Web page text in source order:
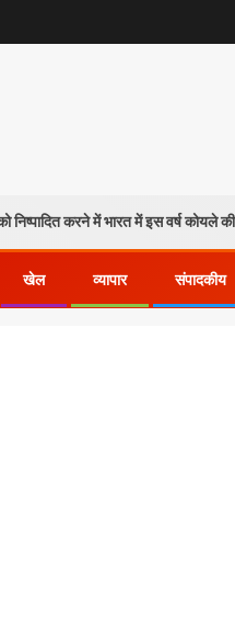
निष्पादित करने में भारत में इस वर्ष कोयले की
खेल व्यापार संपादकीय